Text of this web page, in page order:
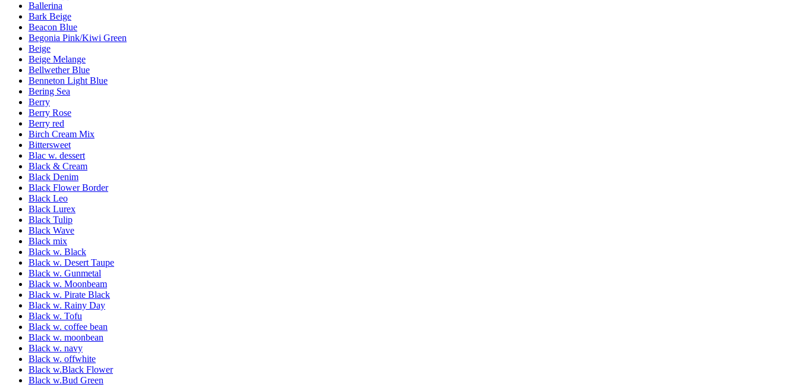
Ballerina
Bark Beige
Beacon Blue
Begonia Pink/Kiwi Green
Beige
Beige Melange
Bellwether Blue
Benneton Light Blue
Bering Sea
Berry
Berry Rose
Berry red
Birch Cream Mix
Bittersweet
Blac w. dessert
Black & Cream
Black Denim
Black Flower Border
Black Leo
Black Lurex
Black Tulip
Black Wave
Black mix
Black w. Black
Black w. Desert Taupe
Black w. Gunmetal
Black w. Moonbeam
Black w. Pirate Black
Black w. Rainy Day
Black w. Tofu
Black w. coffee bean
Black w. moonbean
Black w. navy
Black w. offwhite
Black w.Black Flower
Black w.Bud Green